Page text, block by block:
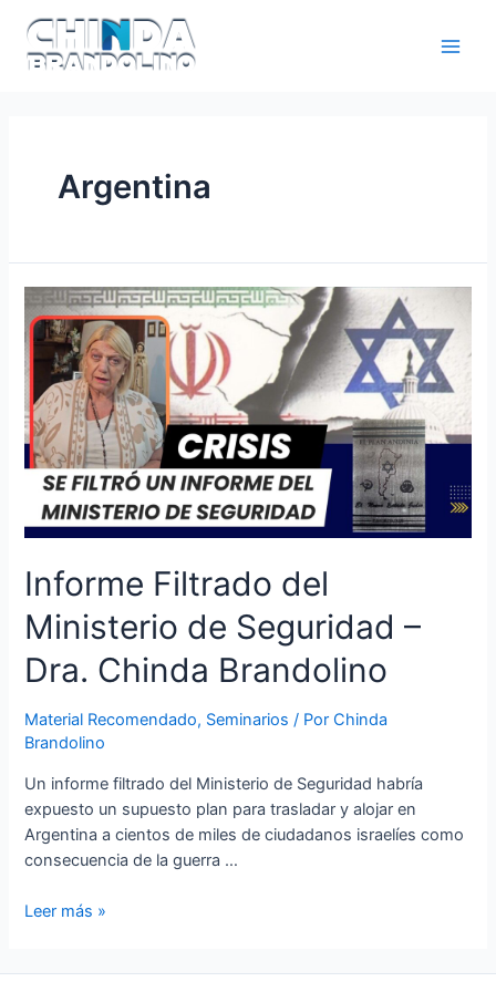
Argentina
Informe Filtrado del
Ministerio de Seguridad –
Dra. Chinda Brandolino
Material Recomendado, Seminarios / PorChinda
Brandolino
Un informe filtrado del Ministerio de Seguridad habría
expuesto un supuesto plan para trasladar y alojar en
Argentina a cientos de miles de ciudadanos israelíes como
consecuencia de la guerra …
Leer más »